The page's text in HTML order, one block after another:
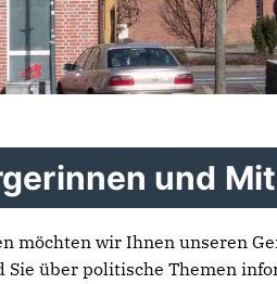
und
möchten wir Ihnen unseren
über politische Themen